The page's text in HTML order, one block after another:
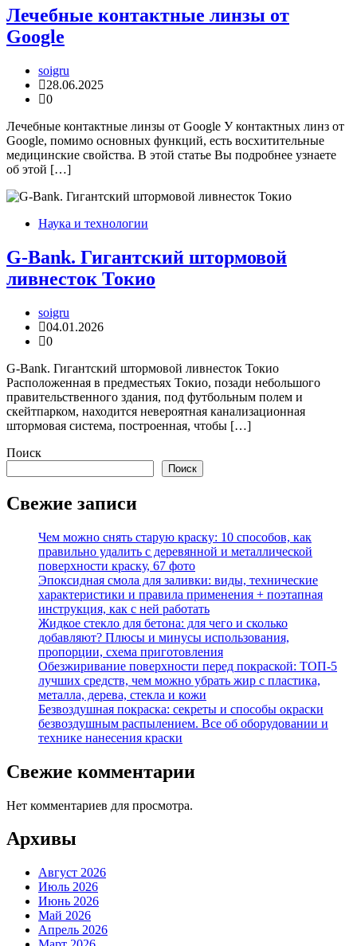
Лечебные контактные линзы от
Google
soigru
28.06.2025
0
Лечебные контактные линзы от Google У контактных линз от
Google, помимо основных функций, есть восхитительные
медицинские свойства. В этой статье Вы подробнее узнаете
об этой […]
Наука и технологии
G-Bank. Гигантский штормовой
ливнесток Токио
soigru
04.01.2026
0
G-Bank. Гигантский штормовой ливнесток Токио
Расположенная в предместьях Токио, позади небольшого
правительственного здания, под футбольным полем и
скейтпарком, находится невероятная канализационная
штормовая система, построенная, чтобы […]
Поиск
Поиск
Свежие записи
Чем можно снять старую краску: 10 способов, как
правильно удалить с деревянной и металлической
поверхности краску, 67 фото
Эпоксидная смола для заливки: виды, технические
характеристики и правила применения + поэтапная
инструкция, как с ней работать
Жидкое стекло для бетона: для чего и сколько
добавляют? Плюсы и минусы использования,
пропорции, схема приготовления
Обезжиривание поверхности перед покраской: ТОП-5
лучших средств, чем можно убрать жир с пластика,
металла, дерева, стекла и кожи
Безвоздушная покраска: секреты и способы окраски
безвоздушным распылением. Все об оборудовании и
технике нанесения краски
Свежие комментарии
Нет комментариев для просмотра.
Архивы
Август 2026
Июль 2026
Июнь 2026
Май 2026
Апрель 2026